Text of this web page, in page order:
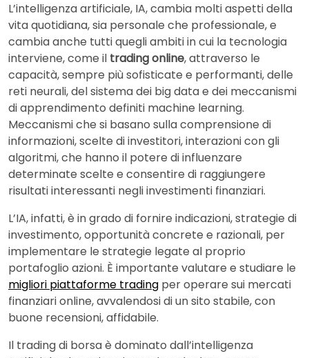
L’intelligenza artificiale, IA, cambia molti aspetti della
vita quotidiana, sia personale che professionale, e
cambia anche tutti quegli ambiti in cui la tecnologia
interviene, come il trading online, attraverso le
capacità, sempre più sofisticate e performanti, delle
reti neurali, del sistema dei big data e dei meccanismi
di apprendimento definiti machine learning.
Meccanismi che si basano sulla comprensione di
informazioni, scelte di investitori, interazioni con gli
algoritmi, che hanno il potere di influenzare
determinate scelte e consentire di raggiungere
risultati interessanti negli investimenti finanziari.
L’IA, infatti, è in grado di fornire indicazioni, strategie di
investimento, opportunità concrete e razionali, per
implementare le strategie legate al proprio
portafoglio azioni. È importante valutare e studiare le
migliori piattaforme trading per operare sui mercati
finanziari online, avvalendosi di un sito stabile, con
buone recensioni, affidabile.
Il trading di borsa è dominato dall’intelligenza